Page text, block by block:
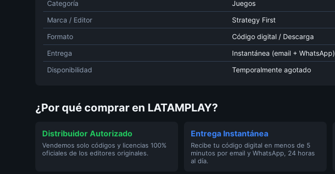
Categoría
Juegos
Marca / Editor
Strategy First
Formato
Código digital / Descarga
Entrega
Instantánea (email + WhatsApp)
Disponibilidad
Temporalmente agotado
¿Por qué comprar en LATAMPLAY?
Distribuidor Autorizado
Vendemos solo códigos y licencias 100%
oficiales de los editores originales.
Entrega Instantánea
Recibe tu código digital en menos de 5
minutos por email y WhatsApp, 24 horas
al día.